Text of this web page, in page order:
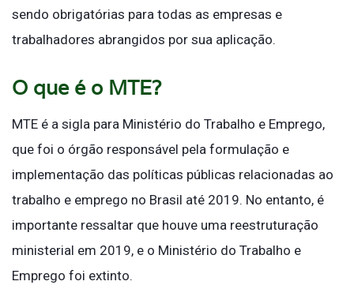
sendo obrigatórias para todas as empresas e
trabalhadores abrangidos por sua aplicação.
O que é o MTE?
MTE é a sigla para Ministério do Trabalho e Emprego,
que foi o órgão responsável pela formulação e
implementação das políticas públicas relacionadas ao
trabalho e emprego no Brasil até 2019. No entanto, é
importante ressaltar que houve uma reestruturação
ministerial em 2019, e o Ministério do Trabalho e
Emprego foi extinto.